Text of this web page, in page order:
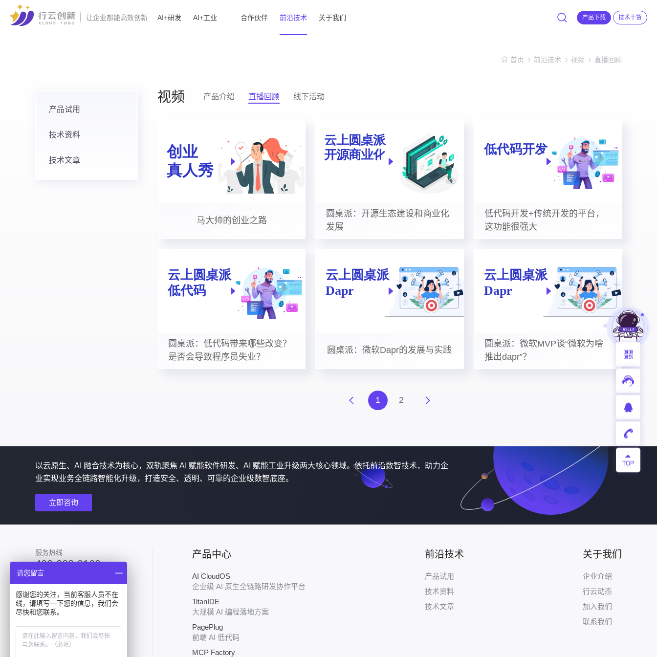
让企业都能高效创新 产品下载 技术干货
AI+研发 AI+工业 合作伙伴 前沿技术 关于我们
首页 前沿技术 视频 直播回顾
产品试用
技术资料
技术文章
视频 产品介绍 直播回顾 线下活动
马大帅的创业之路
圆桌派：开源生态建设和商业化
发展
低代码开发+传统开发的平台，
这功能很强大
圆桌派：低代码带来哪些改变？
是否会导致程序员失业？
圆桌派：微软Dapr的发展与实践
圆桌派：微软MVP谈“微软为啥
推出dapr”？
1 2
以云原生、AI 融合技术为核心，双轨聚焦 AI 赋能软件研发、AI 赋能工业升级两大核心领域。依托前沿数智技术，助力企
业实现业务全链路智能化升级，打造安全、透明、可靠的企业级数智底座。
立即咨询
服务热线
400-008-9160
产品中心
AI CloudOS
企业级 AI 原生全链路研发协作平台
TitanIDE
大规模 AI 编程落地方案
PagePlug
前端 AI 低代码
MCP Factory
前沿技术
产品试用
技术资料
技术文章
关于我们
企业介绍
行云动态
加入我们
联系我们
请您留言
感谢您的关注，当前客服人员不在
线，请填写一下您的信息，我们会
尽快和您联系。